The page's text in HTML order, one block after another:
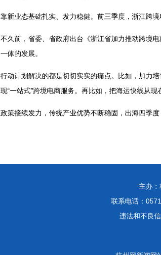
靠新业态基础扎实、发力稳健。前三季度，浙江跨
不久前，省委、省政府出台《浙江省加力推动跨境
一体的发展。
行动计划解决的都是切切实实的痛点。比如，加力
现“一站式”跨境电商服务。再比如，把海运快线从
政策接续发力，传统产业优势不断稳固，出海四季度
主办
联系电话：
违法和不良